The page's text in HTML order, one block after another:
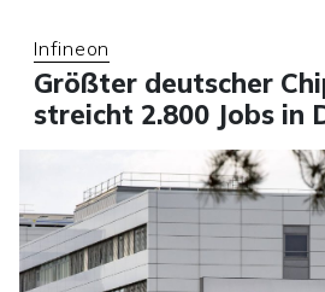
Infineon
Größter deutscher
streicht 2.800 Jobs in